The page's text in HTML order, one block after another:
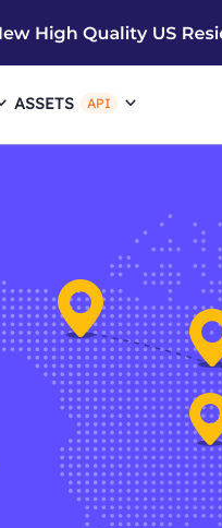
ASSETS API